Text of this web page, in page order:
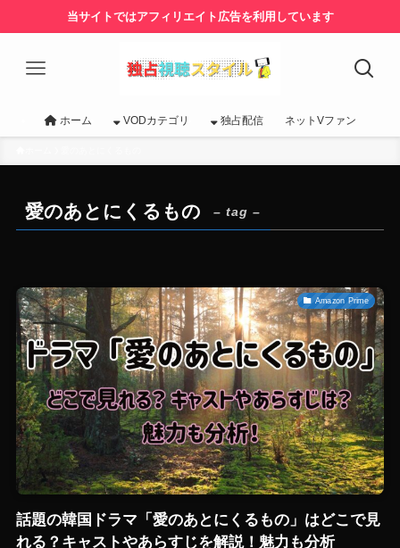
当サイトではアフィリエイト広告を利用しています
ホーム VODカテゴリ 独占配信 ネットVファン
愛のあとにくるもの – tag –
Amazon Prime
話題の韓国ドラマ「愛のあとにくるもの」はどこで見
れる？キャストやあらすじを解説！魅力も分析